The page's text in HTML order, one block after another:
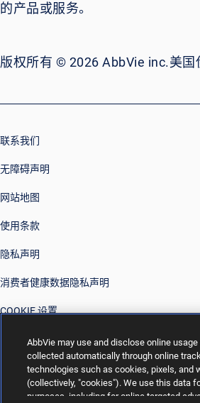
的产品或服务。
版权所有 © 2026 AbbVie inc.美国
联系我们
无障碍声明
网站地图
使用条款
隐私声明
消费者健康数据隐私声明
COOKIE 设置
您的隐私选择
AbbVie may use and disclose online
collected automatically through online
technologies such as cookies, pixels, and
(collectively, "cookies"). We use this data
purposes, including for online targeted